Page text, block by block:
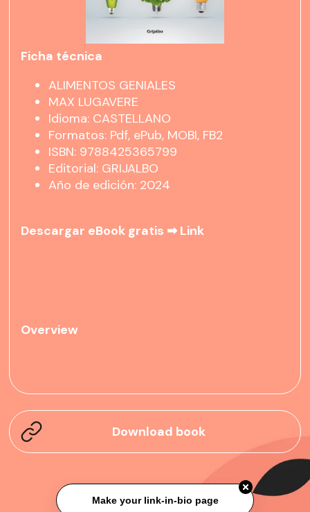
Ficha técnica
ALIMENTOS GENIALES
MAX LUGAVERE
Idioma: CASTELLANO
Formatos: Pdf, ePub, MOBI, FB2
ISBN: 9788425365799
Editorial: GRIJALBO
Año de edición: 2024
Descargar eBook gratis ➡ Link
Overview
Download book
Make your link-in-bio page